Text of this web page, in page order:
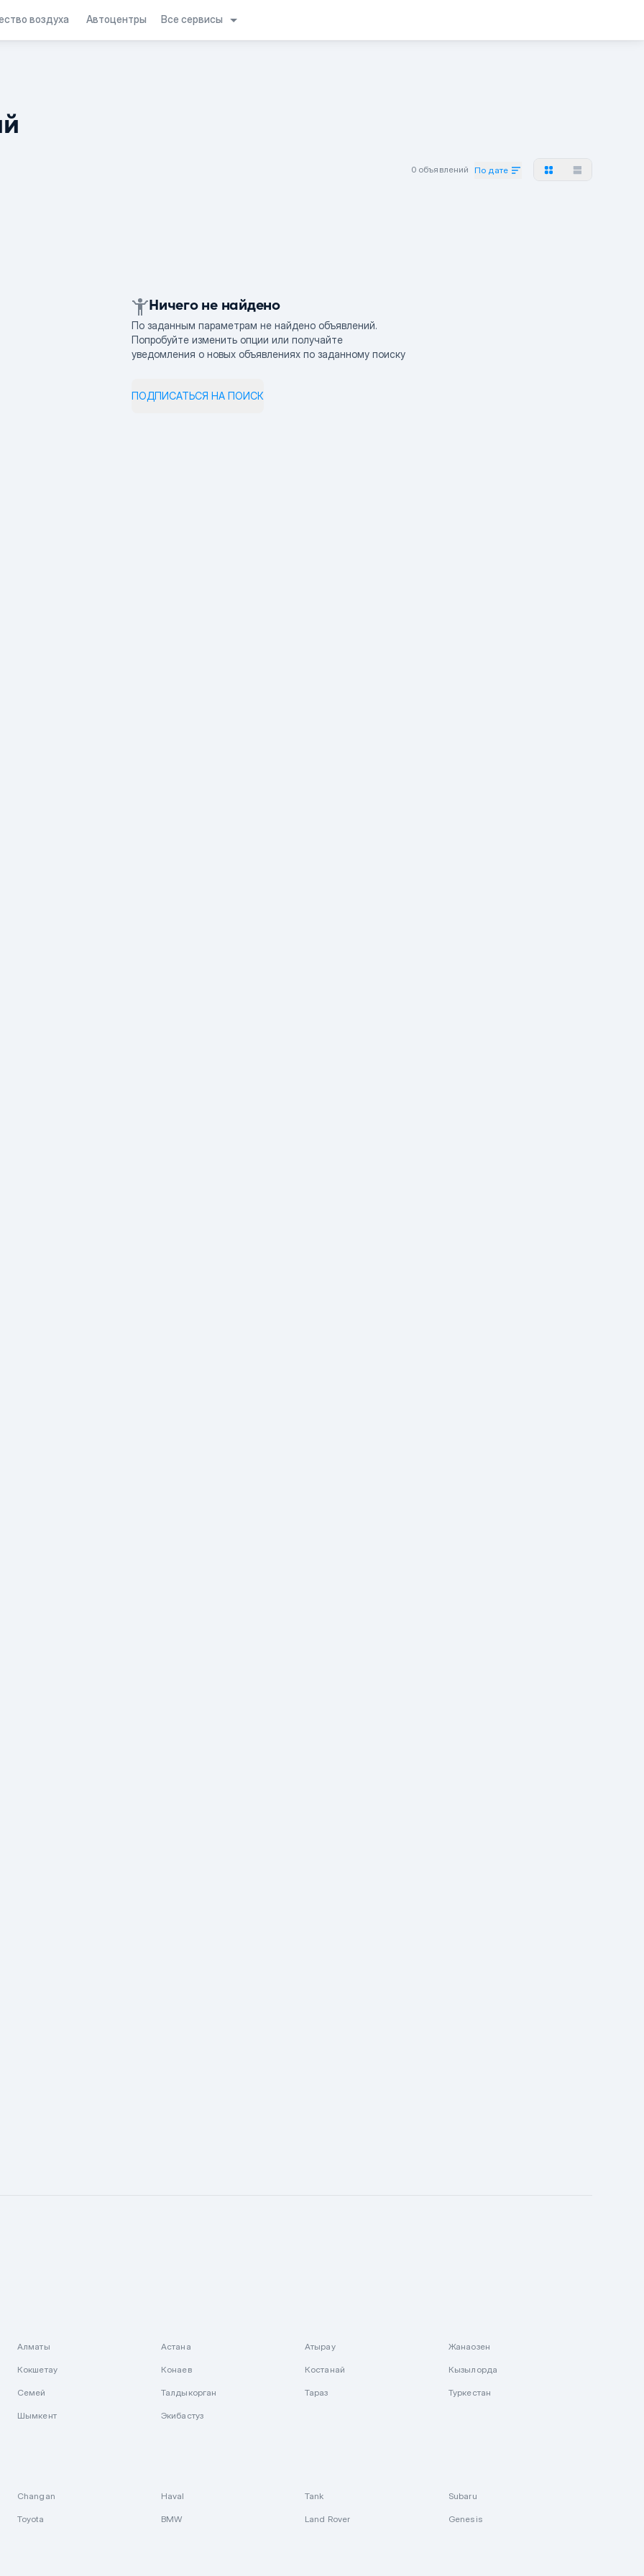
воздуха Автоцентры Все сервисы
0 объявлений По дате
Ничего не найдено
По заданным параметрам не найдено объявлений.
Попробуйте изменить опции или получайте
уведомления о новых объявлениях по заданному поиску
ПОДПИСАТЬСЯ НА ПОИСК
Алматы Астана Атырау Жанаозен
Кокшетау Конаев Костанай Кызылорда
Семей Талдыкорган Тараз Туркестан
Шымкент Экибастуз
Changan Haval Tank Subaru
Toyota BMW Land Rover Genesis